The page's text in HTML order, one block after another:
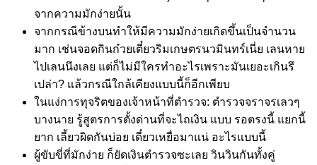
จากความมักง่ายนั้น
จากกรณีข้างบนทำให้มีความมักง่ายเกิดขึ้นเป็นจำนวน
มาก เช่นจอดกินก๋วยเตี๋ยวริมเกษตรนวมินทร์เนี่ย เลนหาย
ไปเลนนึงเลย แต่ก็ไม่มีใครทำอะไรเพราะมันเยอะเกินรึ
เปล่า? แล้วกรณีใกล้เคียงแบบนี้ก็อีกเพียบ
ในแง่การทุจริตของเจ้าหน้าที่ตำรวจ: ตำรวจจราจรเลวๆ
บางนาย รู้สูตรการตั้งด่านที่จะไถเงิน แบบ รอตรงนี้ แยกนี้
ยาก เลี้ยวผิดกันบ่อย เดี๋ยวเหยื่อมาแน่ อะไรแบบนี้
ผู้ขับขี่ที่มักง่าย ก็ยัดเงินตำรวจซะเลย วินวินกันทั้งคู่